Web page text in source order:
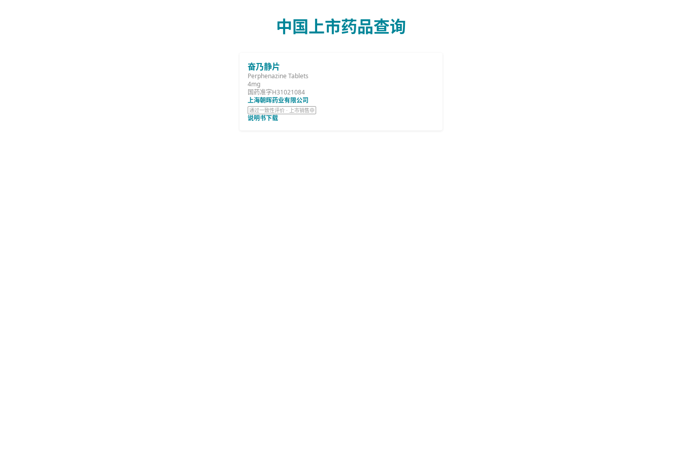
中国上市药品查询
奋乃静片
Perphenazine Tablets
4mg
国药准字H31021084
上海朝晖药业有限公司
通过一致性评价 · 上市销售中
说明书下载